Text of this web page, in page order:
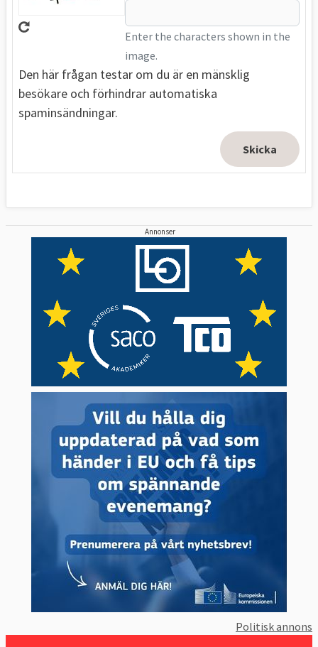
Enter the characters shown in the
image.
Den här frågan testar om du är en mänsklig
besökare och förhindrar automatiska
spaminsändningar.
Annonser
Politisk annons